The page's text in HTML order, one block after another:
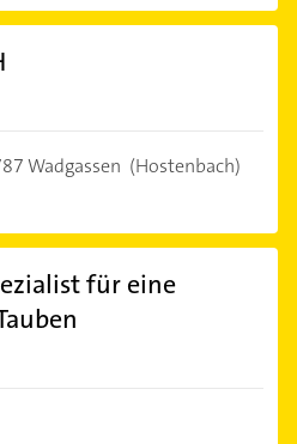
Wadgassen (Hostenbach)
für eine